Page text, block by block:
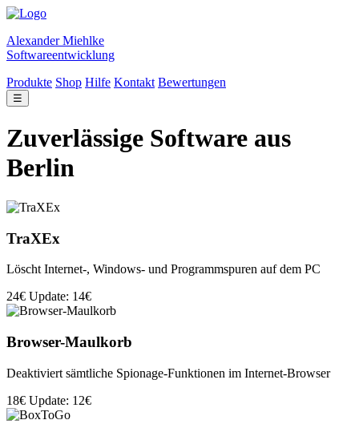
Alexander Miehlke
Softwareentwicklung
Produkte Shop Hilfe Kontakt Bewertungen
☰
Zuverlässige Software aus
Berlin
TraXEx
Löscht Internet-, Windows- und Programmspuren auf dem PC
24€ Update: 14€
Browser-Maulkorb
Deaktiviert sämtliche Spionage-Funktionen im Internet-Browser
18€ Update: 12€